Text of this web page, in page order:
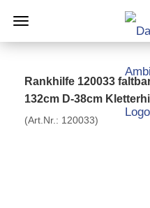
Rankhilfe 120033
132cm D-38cm
(Art.Nr.: 120033)